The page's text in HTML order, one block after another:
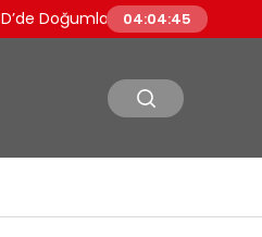
Doğumla Vatandaşlık
04:04:45